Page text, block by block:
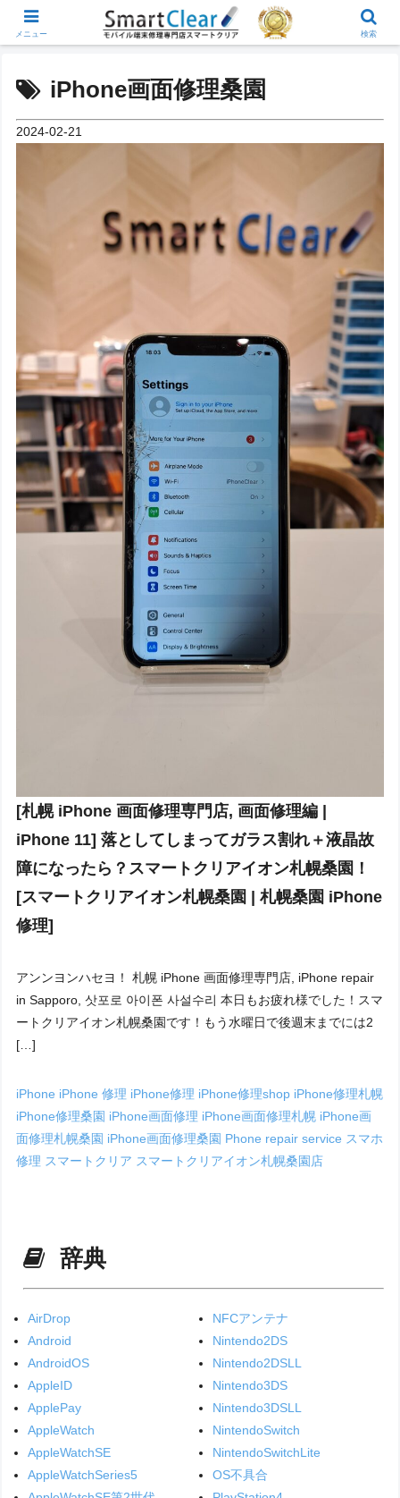
iPhone画面修理桑園
2024-02-21
[札幌 iPhone 画面修理専門店, 画面修理編 |
iPhone 11] 落としてしまってガラス割れ＋液晶故
障になったら？スマートクリアイオン札幌桑園！
[スマートクリアイオン札幌桑園 | 札幌桑園 iPhone
修理]
アンンヨンハセヨ！ 札幌 iPhone 画面修理専門店, iPhone repair
in Sapporo, 삿포로 아이폰 사설수리 本日もお疲れ様でした！スマ
ートクリアイオン札幌桑園です！もう水曜日で後週末までには2
[…]
iPhone iPhone 修理 iPhone修理 iPhone修理shop iPhone修理札幌
iPhone修理桑園 iPhone画面修理 iPhone画面修理札幌 iPhone画
面修理札幌桑園 iPhone画面修理桑園 Phone repair service スマホ
修理 スマートクリア スマートクリアイオン札幌桑園店
辞典
AirDrop
Android
AndroidOS
AppleID
ApplePay
AppleWatch
AppleWatchSE
AppleWatchSeries5
NFCアンテナ
Nintendo2DS
Nintendo2DSLL
Nintendo3DS
Nintendo3DSLL
NintendoSwitch
NintendoSwitchLite
OS不具合
メニュー 検索